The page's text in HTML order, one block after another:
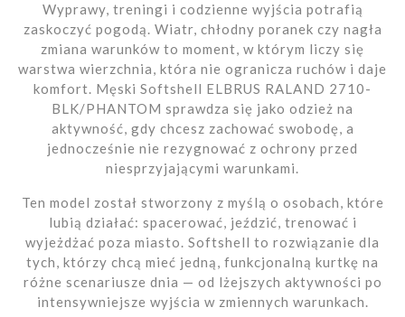
Wyprawy, treningi i codzienne wyjścia potrafią
zaskoczyć pogodą. Wiatr, chłodny poranek czy nagła
zmiana warunków to moment, w którym liczy się
warstwa wierzchnia, która nie ogranicza ruchów i daje
komfort. Męski Softshell ELBRUS RALAND 2710-
BLK/PHANTOM sprawdza się jako odzież na
aktywność, gdy chcesz zachować swobodę, a
jednocześnie nie rezygnować z ochrony przed
niesprzyjającymi warunkami.
Ten model został stworzony z myślą o osobach, które
lubią działać: spacerować, jeździć, trenować i
wyjeżdżać poza miasto. Softshell to rozwiązanie dla
tych, którzy chcą mieć jedną, funkcjonalną kurtkę na
różne scenariusze dnia — od lżejszych aktywności po
intensywniejsze wyjścia w zmiennych warunkach.